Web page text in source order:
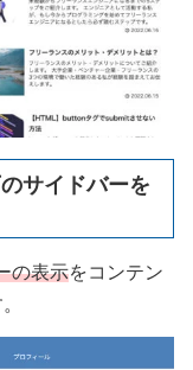
サイドバーを
の表示をコンテン